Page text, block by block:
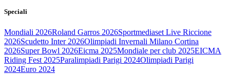
Speciali
Mondiali 2026Roland Garros 2026Sportmediaset Live Riccione
2026Scudetto Inter 2026Olimpiadi Invernali Milano Cortina
2026Super Bowl 2026Eicma 2025Mondiale per club 2025EICMA
Riding Fest 2025Paralimpiadi Parigi 2024Olimpiadi Parigi
2024Euro 2024